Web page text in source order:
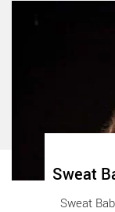
Sweat
Sweat Baby
Vélizy-Villacoublay